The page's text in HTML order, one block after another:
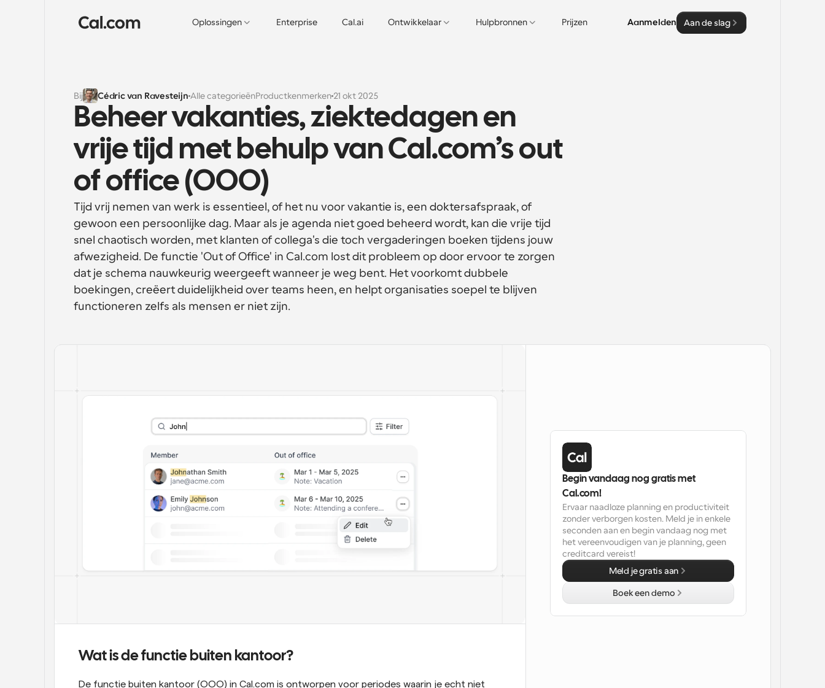
Oplossingen Enterprise Cal.ai Ontwikkelaar Hulpbronnen Prijzen Aanmelden Aan de slag
Bij Cédric van Ravesteijn Alle categorieënProductkenmerken21 okt 2025
Beheer vakanties, ziektedagen en
vrije tijd met behulp van Cal.com’s out
of office (OOO)
Tijd vrij nemen van werk is essentieel, of het nu voor vakantie is, een doktersafspraak, of
gewoon een persoonlijke dag. Maar als je agenda niet goed beheerd wordt, kan die vrije tijd
snel chaotisch worden, met klanten of collega's die toch vergaderingen boeken tijdens jouw
afwezigheid. De functie 'Out of Office' in Cal.com lost dit probleem op door ervoor te zorgen
dat je schema nauwkeurig weergeeft wanneer je weg bent. Het voorkomt dubbele
boekingen, creëert duidelijkheid over teams heen, en helpt organisaties soepel te blijven
functioneren zelfs als mensen er niet zijn.
Wat is de functie buiten kantoor?
De functie buiten kantoor (OOO) in Cal.com is ontworpen voor periodes waarin je echt niet
Begin vandaag nog gratis met
Cal.com!
Ervaar naadloze planning en productiviteit
zonder verborgen kosten. Meld je in enkele
seconden aan en begin vandaag nog met
het vereenvoudigen van je planning, geen
creditcard vereist!
Meld je gratis aan
Boek een demo